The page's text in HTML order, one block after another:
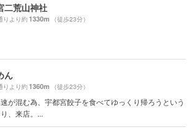
二荒山神社
りより約1330m （徒歩23分）
ん
りより約1360m （徒歩23分）
が混む為、宇都宮餃子を食べてゆっくり帰ろうという
、来店。...